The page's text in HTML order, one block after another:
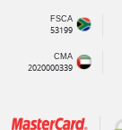
FSCA
53199
CMA
2020000339